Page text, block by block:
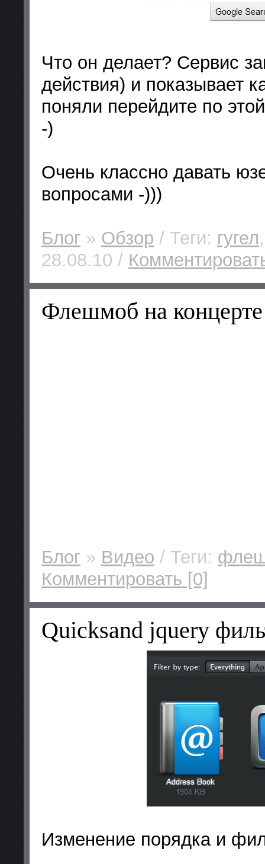
Что он делает? Сервис
действия) и показывает
поняли перейдите по
-)
Очень классно давать
вопросами -)))
Блог » Обзор / Теги: гугел
28.08.10 /
Флешмоб на
Блог » Видео / Теги:
Комментировать [0]
Quicksand jquery
Изменение порядка и